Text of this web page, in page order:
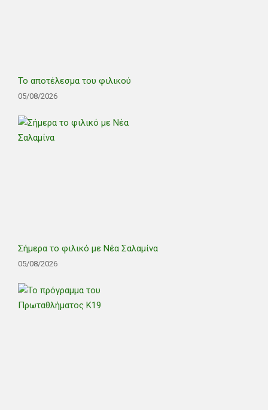
Το αποτέλεσμα του φιλικού
05/08/2026
Σήμερα το φιλικό με Νέα Σαλαμίνα
05/08/2026